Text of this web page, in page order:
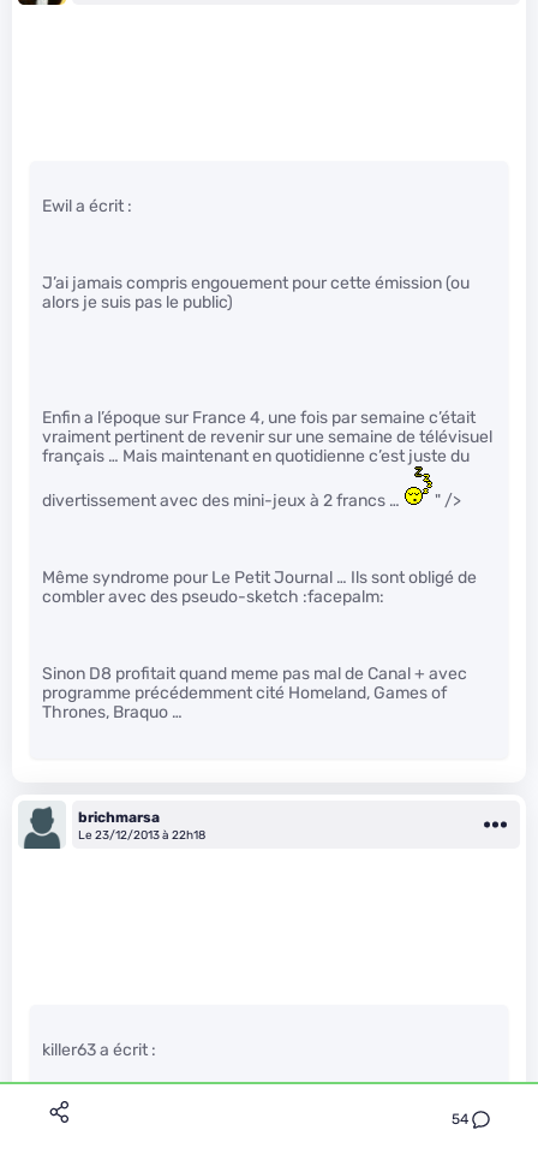
54
Ewil a écrit :
J’ai jamais compris engouement pour cette émission (ou
alors je suis pas le public)
Enfin a l’époque sur France 4, une fois par semaine c’était
vraiment pertinent de revenir sur une semaine de télévisuel
français … Mais maintenant en quotidienne c’est juste du
divertissement avec des mini-jeux à 2 francs … " />
Même syndrome pour Le Petit Journal … Ils sont obligé de
combler avec des pseudo-sketch :facepalm:
Sinon D8 profitait quand meme pas mal de Canal + avec
programme précédemment cité Homeland, Games of
Thrones, Braquo …
brichmarsa
Le 23/12/2013 à 22h18
killer63 a écrit :
D8 existe aujourd’hui juste à TPMP